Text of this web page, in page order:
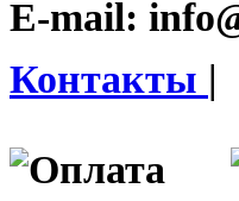
E-mail:
Контакты |